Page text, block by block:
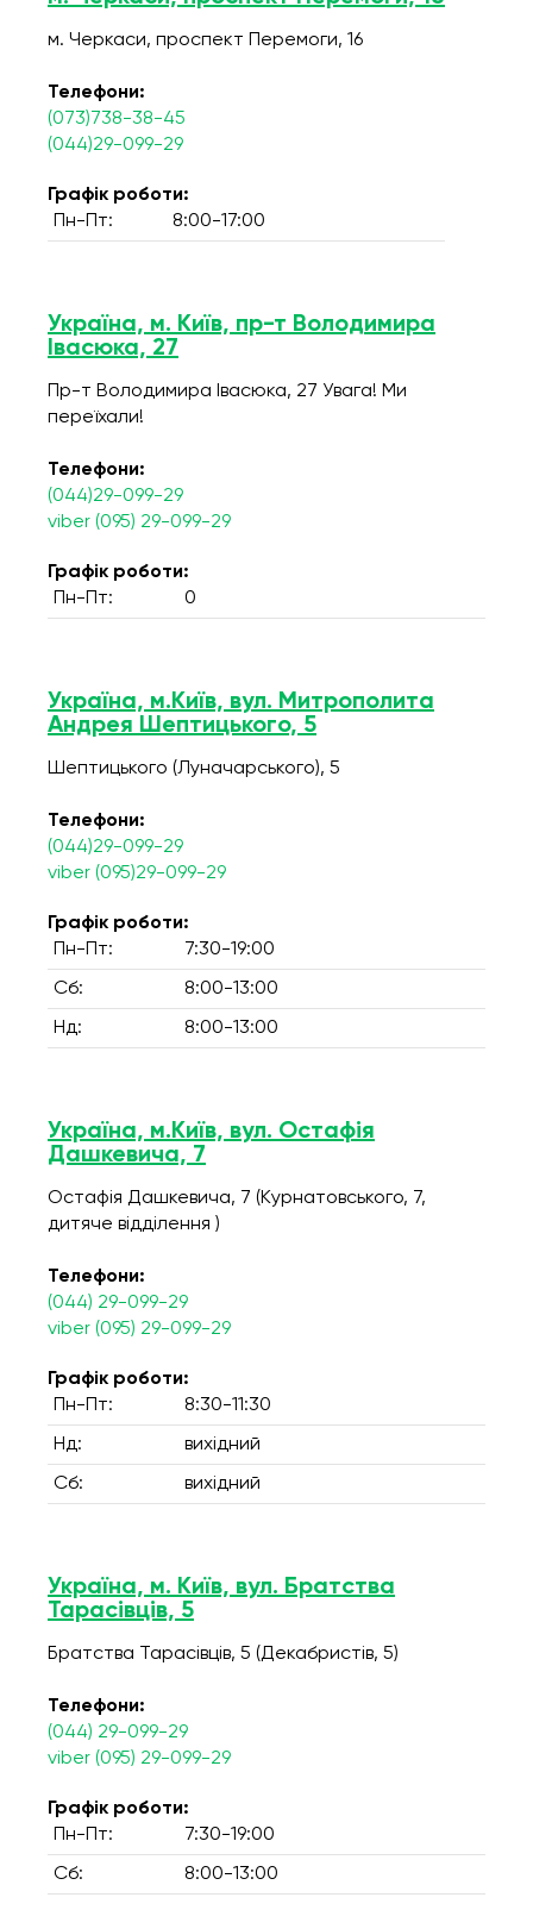
м. Черкаси, проспект Перемоги, 16
Телефони:
(073)738-38-45
(044)29-099-29
Графік роботи:
Пн-Пт:
8:00-17:00
Україна, м. Київ, пр-т Володимира
Івасюка, 27
Пр-т Володимира Івасюка, 27 Увага! Ми
переїхали!
Телефони:
(044)29-099-29
viber (095) 29-099-29
Графік роботи:
Пн-Пт:
0
Україна, м.Київ, вул. Митрополита
Андрея Шептицького, 5
Шептицького (Луначарського), 5
Телефони:
(044)29-099-29
viber (095)29-099-29
Графік роботи:
Пн-Пт:
7:30-19:00
Сб: 8:00-13:00
Нд: 8:00-13:00
Україна, м.Київ, вул. Остафія
Дашкевича, 7
Остафія Дашкевича, 7 (Курнатовського, 7,
дитяче відділення )
Телефони:
(044) 29-099-29
viber (095) 29-099-29
Графік роботи:
Пн-Пт:
8:30-11:30
Нд: вихідний
Сб: вихідний
Україна, м. Київ, вул. Братства
Тарасівців, 5
Братства Тарасівців, 5 (Декабристів, 5)
Телефони:
(044) 29-099-29
viber (095) 29-099-29
Графік роботи:
Пн-Пт:
7:30-19:00
Сб: 8:00-13:00